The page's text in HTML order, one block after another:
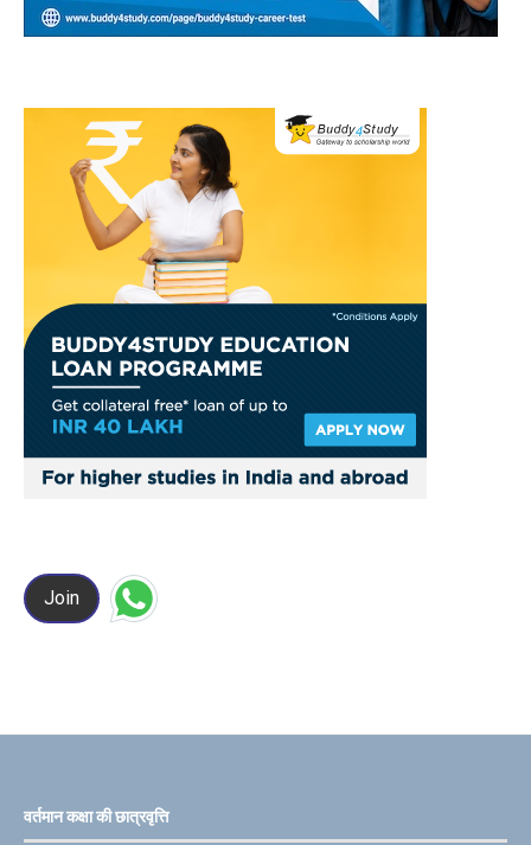
Join
वर्तमान कक्षा की छात्रवृत्ति